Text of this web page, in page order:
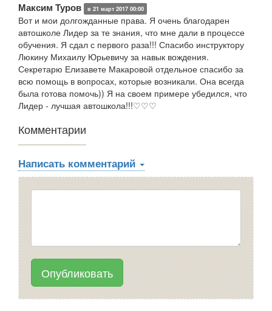
Максим Туров в 21 март 2017 00:00
Вот и мои долгожданные права. Я очень благодарен
автошколе Лидер за те знания, что мне дали в процессе
обучения. Я сдал с первого раза!!! Спасибо инструктору
Люкину Михаилу Юрьевичу за навык вождения.
Секретарю Елизавете Макаровой отдельное спасибо за
всю помощь в вопросах, которые возникали. Она всегда
была готова помочь)) Я на своем примере убедился, что
Лидер - лучшая автошкола!!!♡♡♡
Комментарии
Написать комментарий
Опубликовать